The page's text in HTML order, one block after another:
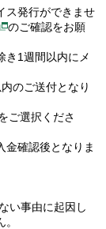
ス発行ができませ
のご確認をお願
き1週間以内にメ
のご送付となり
ご選択くださ
金確認後となりま
い事由に起因し